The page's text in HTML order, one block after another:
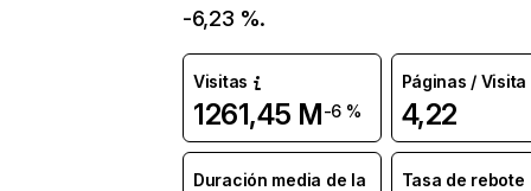
-6,23 %.
Visitas
1261,45 M-6 %
Páginas / Visita
4,22
Duración media de la
Tasa de rebote